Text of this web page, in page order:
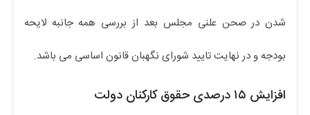
شدن در صحن علنی مجلس بعد از بررسی همه جانبه لایحه
بودجه و در نهایت تایید شورای نگهبان قانون اساسی می باشد.
افزایش ۱۵ درصدی حقوق کارکنان دولت